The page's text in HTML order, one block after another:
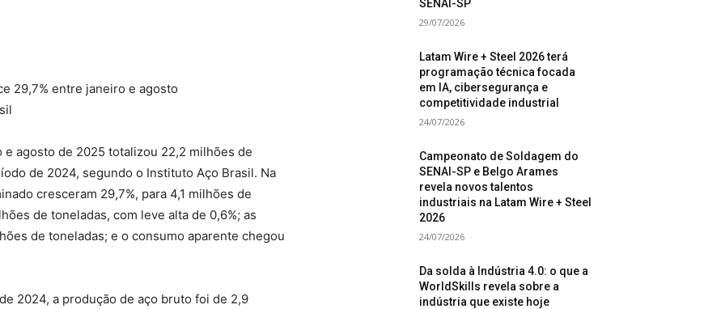
29,7% entre janeiro e agosto
agosto de 2025 totalizou 22,2 milhões de
de 2024, segundo o Instituto Aço Brasil. Na
cresceram 29,7%, para 4,1 milhões de
de toneladas, com leve alta de 0,6%; as
de toneladas; e o consumo aparente chegou
2024, a produção de aço bruto foi de 2,9
SENAI-SP
29/07/2026
Latam Wire + Steel 2026 terá
programação técnica focada
em IA, cibersegurança e
competitividade industrial
24/07/2026
Campeonato de Soldagem do
SENAI-SP e Belgo Arames
revela novos talentos
industriais na Latam Wire + Steel
2026
24/07/2026
Da solda à Indústria 4.0: o que a
WorldSkills revela sobre a
indústria que existe hoje